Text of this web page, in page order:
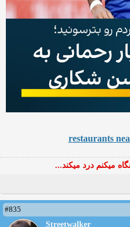
restaurants
میکنم درد میکند...
#835
Streetwalker